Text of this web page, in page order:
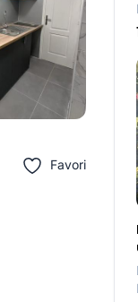
Favori